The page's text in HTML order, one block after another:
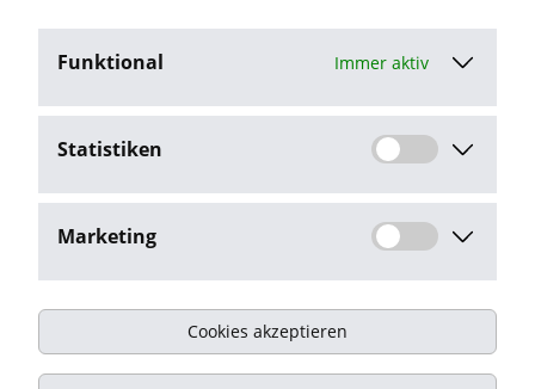
Funktional Immer aktiv
Statistiken
Marketing
Cookies akzeptieren
Mit dem Klick auf "Job-Agent aktivieren" stimme ich den
Impressum